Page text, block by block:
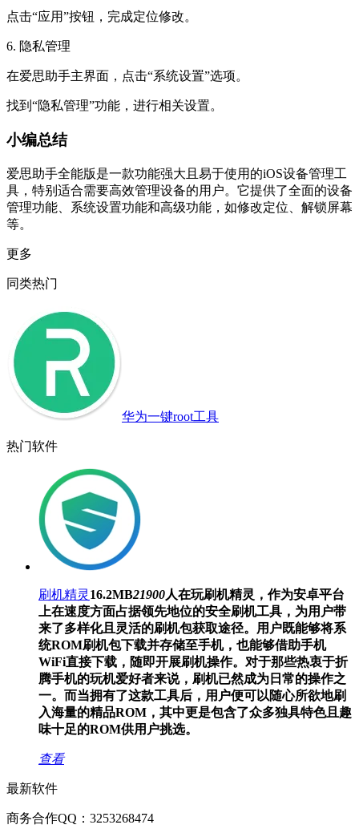
点击“应用”按钮，完成定位修改。
6. 隐私管理
在爱思助手主界面，点击“系统设置”选项。
找到“隐私管理”功能，进行相关设置。
小编总结
爱思助手全能版是一款功能强大且易于使用的iOS设备管理工
具，特别适合需要高效管理设备的用户。它提供了全面的设备
管理功能、系统设置功能和高级功能，如修改定位、解锁屏幕
等。
更多
同类热门
华为一键root工具
热门软件
刷机精灵 16.2MB21900人在玩刷机精灵，作为安卓平台
上在速度方面占据领先地位的安全刷机工具，为用户带
来了多样化且灵活的刷机包获取途径。用户既能够将系
统ROM刷机包下载并存储至手机，也能够借助手机
WiFi直接下载，随即开展刷机操作。对于那些热衷于折
腾手机的玩机爱好者来说，刷机已然成为日常的操作之
一。而当拥有了这款工具后，用户便可以随心所欲地刷
入海量的精品ROM，其中更是包含了众多独具特色且趣
味十足的ROM供用户挑选。
查看
最新软件
商务合作QQ：3253268474